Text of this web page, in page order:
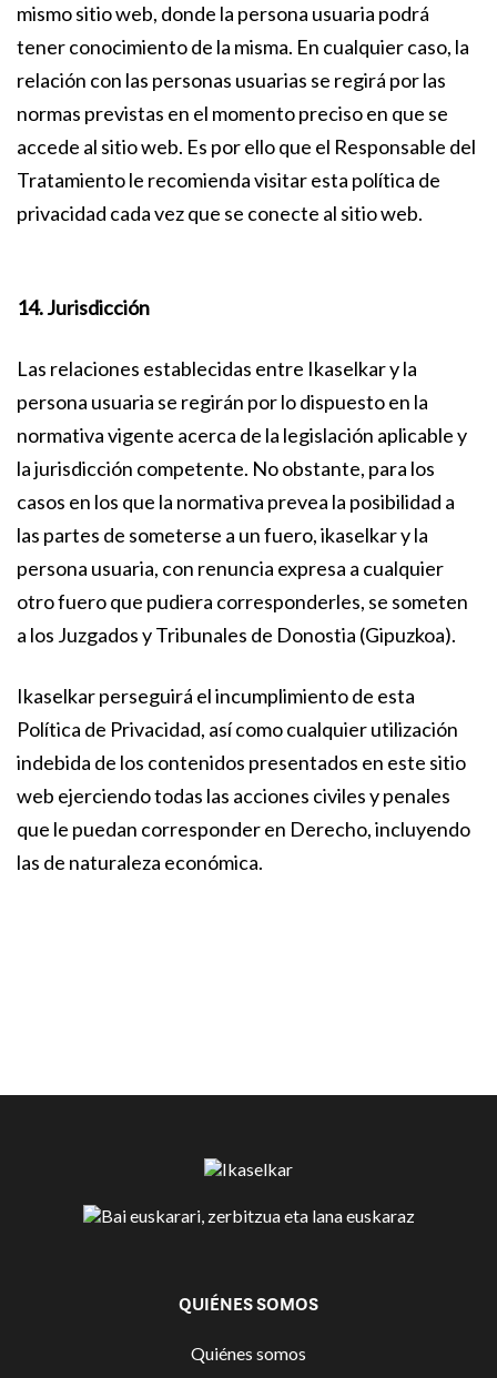
mismo sitio web, donde la persona usuaria podrá
tener conocimiento de la misma. En cualquier caso, la
relación con las personas usuarias se regirá por las
normas previstas en el momento preciso en que se
accede al sitio web. Es por ello que el Responsable del
Tratamiento le recomienda visitar esta política de
privacidad cada vez que se conecte al sitio web.
14. Jurisdicción
Las relaciones establecidas entre Ikaselkar y la
persona usuaria se regirán por lo dispuesto en la
normativa vigente acerca de la legislación aplicable y
la jurisdicción competente. No obstante, para los
casos en los que la normativa prevea la posibilidad a
las partes de someterse a un fuero, ikaselkar y la
persona usuaria, con renuncia expresa a cualquier
otro fuero que pudiera corresponderles, se someten
a los Juzgados y Tribunales de Donostia (Gipuzkoa).
Ikaselkar perseguirá el incumplimiento de esta
Política de Privacidad, así como cualquier utilización
indebida de los contenidos presentados en este sitio
web ejerciendo todas las acciones civiles y penales
que le puedan corresponder en Derecho, incluyendo
las de naturaleza económica.
QUIÉNES SOMOS
Quiénes somos